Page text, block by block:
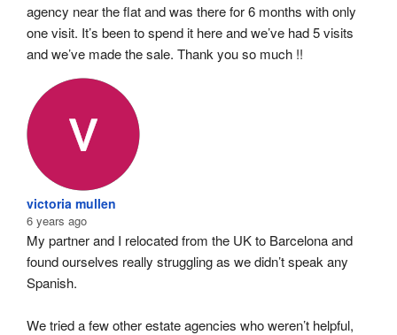
agency near the flat and was there for 6 months with only
one visit. It’s been to spend it here and we’ve had 5 visits
and we’ve made the sale. Thank you so much !!
victoria mullen
6 years ago
My partner and I relocated from the UK to Barcelona and
found ourselves really struggling as we didn’t speak any
Spanish.
We tried a few other estate agencies who weren’t helpful,